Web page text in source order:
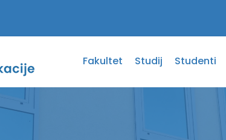
Fakultet Studij Studenti